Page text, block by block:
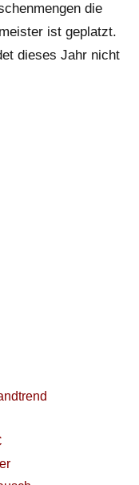
die
ist geplatzt.
dieses Jahr nicht